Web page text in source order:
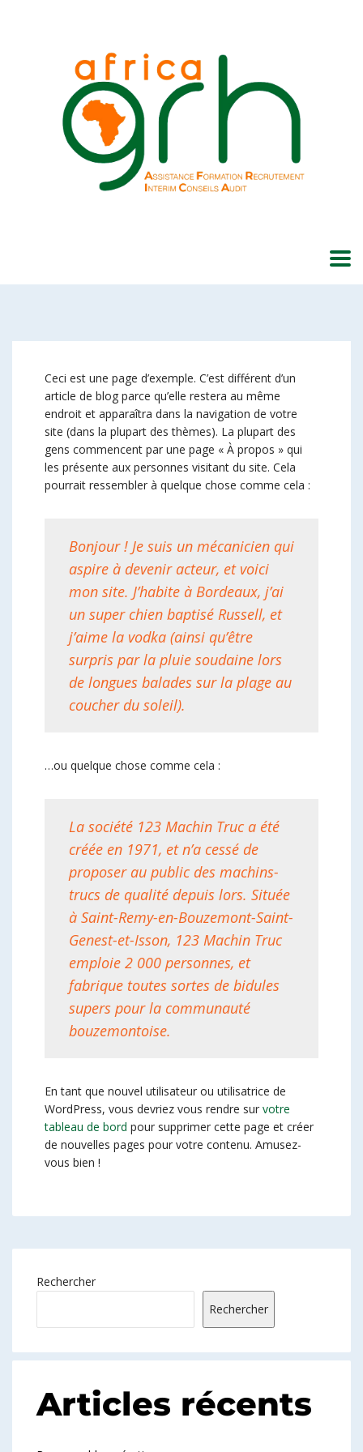
Ceci est une page d’exemple. C’est différent d’un
article de blog parce qu’elle restera au même
endroit et apparaîtra dans la navigation de votre
site (dans la plupart des thèmes). La plupart des
gens commencent par une page « À propos » qui
les présente aux personnes visitant du site. Cela
pourrait ressembler à quelque chose comme cela :
Bonjour ! Je suis un mécanicien qui
aspire à devenir acteur, et voici
mon site. J’habite à Bordeaux, j’ai
un super chien baptisé Russell, et
j’aime la vodka (ainsi qu’être
surpris par la pluie soudaine lors
de longues balades sur la plage au
coucher du soleil).
…ou quelque chose comme cela :
La société 123 Machin Truc a été
créée en 1971, et n’a cessé de
proposer au public des machins-
trucs de qualité depuis lors. Située
à Saint-Remy-en-Bouzemont-Saint-
Genest-et-Isson, 123 Machin Truc
emploie 2 000 personnes, et
fabrique toutes sortes de bidules
supers pour la communauté
bouzemontoise.
En tant que nouvel utilisateur ou utilisatrice de
WordPress, vous devriez vous rendre sur votre
tableau de bord pour supprimer cette page et créer
de nouvelles pages pour votre contenu. Amusez-
vous bien !
Rechercher
Rechercher
Articles récents